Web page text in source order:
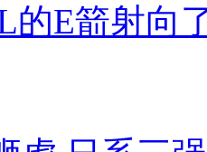
的E箭射向